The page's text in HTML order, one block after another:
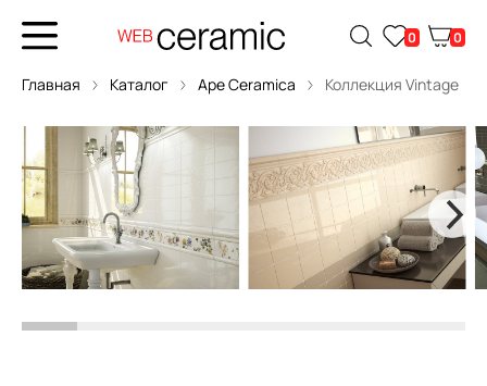
0 0
Главная Каталог Ape Ceramica Коллекция Vintage